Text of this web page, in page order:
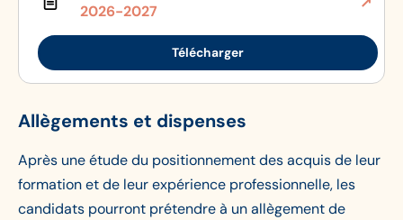
2026-2027
Télécharger
Allègements et dispenses
Après une étude du positionnement des acquis de leur
formation et de leur expérience professionnelle, les
candidats pourront prétendre à un allègement de